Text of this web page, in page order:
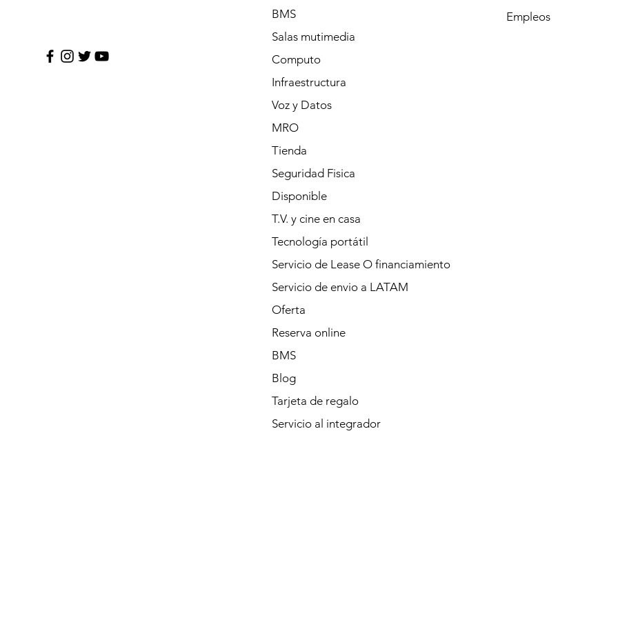
BMS
Salas mutimedia
Computo
Infraestructura
Voz y Datos
MRO
Tienda
Seguridad Fisica
Disponible
T.V. y cine en casa
Tecnología portátil
Servicio de Lease O financiamiento
Servicio de envio a LATAM
Oferta
Reserva online
BMS
Blog
Tarjeta de regalo
Servicio al integrador
Empleos